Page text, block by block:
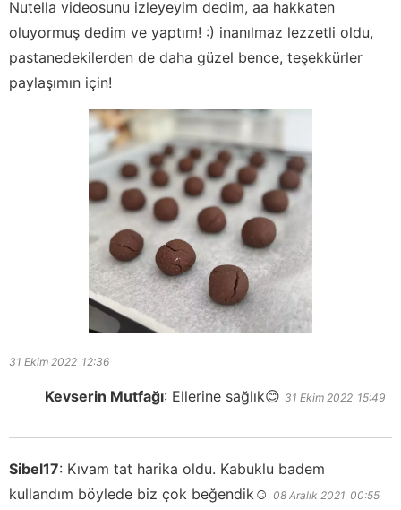
Nutella videosunu izleyeyim dedim, aa hakkaten
oluyormuş dedim ve yaptım! :) inanılmaz lezzetli oldu,
pastanedekilerden de daha güzel bence, teşekkürler
paylaşımın için!
31 Ekim 2022 12:36
Kevserin Mutfağı: Ellerine sağlık😊 31 Ekim 2022 15:49
Sibel17: Kıvam tat harika oldu. Kabuklu badem
kullandım böylede biz çok beğendik☺️ 08 Aralık 2021 00:55